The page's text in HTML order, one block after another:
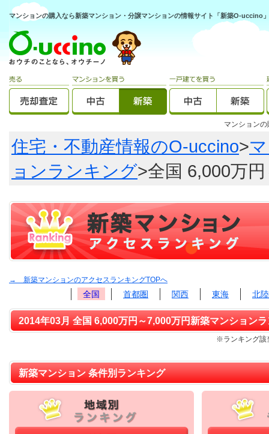
マンションの購入なら新築マンション・分譲マンションの情報サイト「新築O-uccino」
マンション
住宅・不動産情報のO-uccino>
ョンランキング>全国 6,000万
→ 新築マンションのアクセスランキングTOPへ
全国 首都圏 関西 東海 北
2014年03月 全国 6,000万円～7,000万円新築マンション
※ランキング該
新築マンション 条件別ランキング